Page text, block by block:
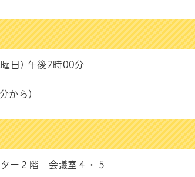
日) 午後7時00分
から）
ー２階 会議室４・５